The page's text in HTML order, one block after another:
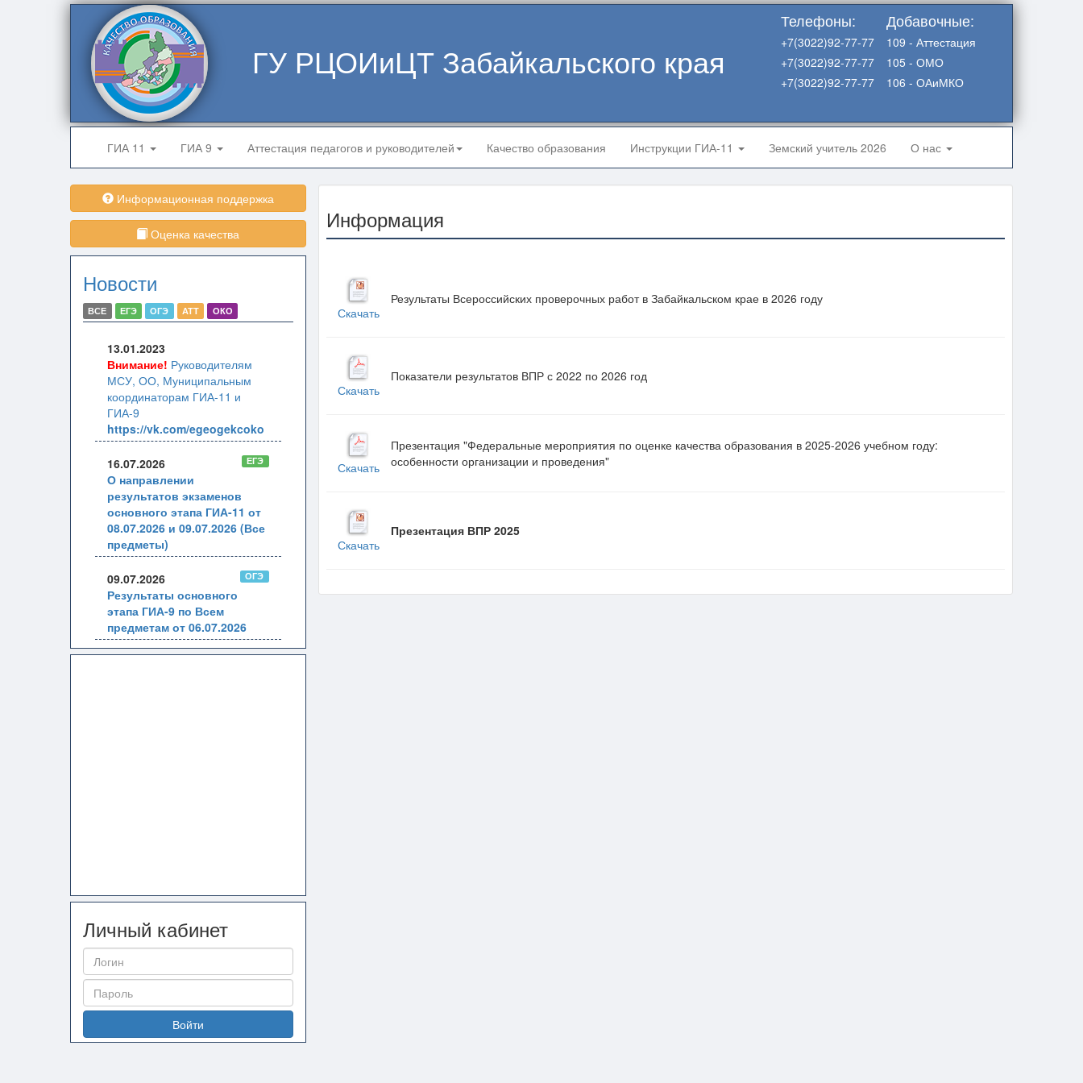
ГУ РЦОИиЦТ Забайкальского края
Добавочные:
109 - Аттестация
105 - ОМО
106 - ОАиМКО
Телефоны:
+7(3022)92-77-77
+7(3022)92-77-77
+7(3022)92-77-77
ГИА 11 ГИА 9 Аттестация педагогов и руководителей Качество образования Инструкции ГИА-11 Земский учитель 2026 О нас
Информационная поддержка
Оценка качества
Новости
ВСЕ ЕГЭ ОГЭ АТТ ОКО
13.01.2023
Внимание! Руководителям
МСУ, ОО, Муниципальным
координаторам ГИА-11 и
ГИА-9
https://vk.com/egeogekcoko
16.07.2026 ЕГЭ
О направлении
результатов экзаменов
основного этапа ГИА-11 от
08.07.2026 и 09.07.2026 (Все
предметы)
09.07.2026 ОГЭ
Результаты основного
этапа ГИА-9 по Всем
предметам от 06.07.2026
Личный кабинет
Войти
Информация
Скачать
Результаты Всероссийских проверочных работ в Забайкальском крае в 2026 году
Скачать
Показатели результатов ВПР с 2022 по 2026 год
Скачать
Презентация "Федеральные мероприятия по оценке качества образования в 2025-2026 учебном году:
особенности организации и проведения"
Скачать
Презентация ВПР 2025